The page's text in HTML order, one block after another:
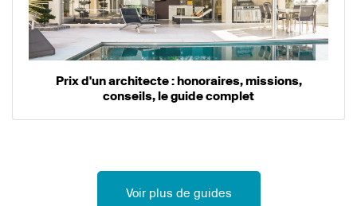
Prix d'un architecte : honoraires, missions,
conseils, le guide complet
Voir plus de guides